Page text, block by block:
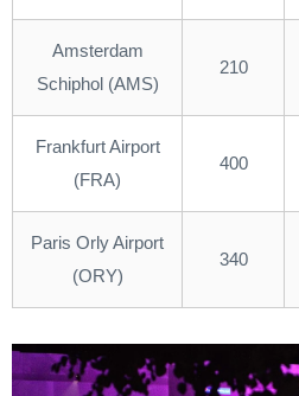
Amsterdam
Schiphol (AMS)
210
Frankfurt Airport
(FRA)
400
Paris Orly Airport
(ORY)
340